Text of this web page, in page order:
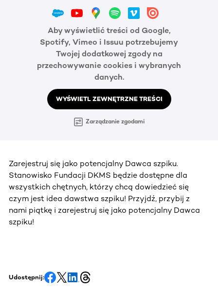
Aby wyświetlić treści od Google,
Spotify, Vimeo i Issuu potrzebujemy
Twojej dodatkowej zgody na
przechowywanie cookies i wybranych
danych.
WYŚWIETL ZEWNĘTRZNE TREŚCI
Zarządzanie zgodami
Zarejestruj się jako potencjalny Dawca szpiku.
Stanowisko Fundacji DKMS będzie dostępne dla
wszystkich chętnych, którzy chcą dowiedzieć się
czym jest idea dawstwa szpiku! Przyjdź, przybij z
nami piątkę i zarejestruj się jako potencjalny Dawca
szpiku!
Udostępnij: